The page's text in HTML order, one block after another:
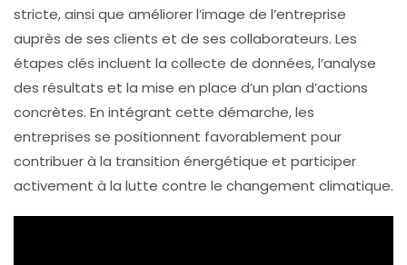
stricte, ainsi que améliorer l’image de l’entreprise
auprès de ses clients et de ses collaborateurs. Les
étapes clés incluent la collecte de données, l’analyse
des résultats et la mise en place d’un plan d’actions
concrètes. En intégrant cette démarche, les
entreprises se positionnent favorablement pour
contribuer à la transition énergétique et participer
activement à la lutte contre le changement climatique.